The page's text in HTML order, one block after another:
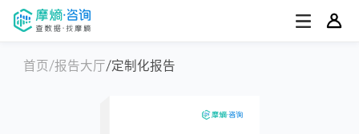
首页 报告大厅 定制化报告